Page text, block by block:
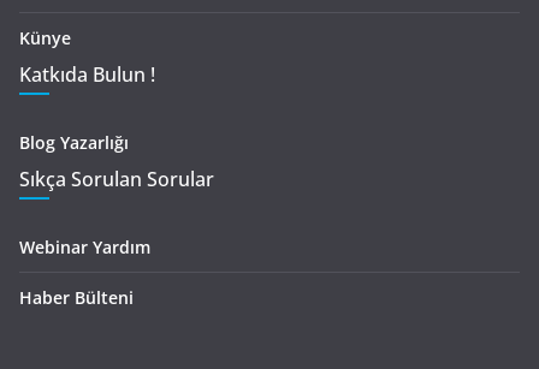
Künye
Katkıda Bulun !
Blog Yazarlığı
Sıkça Sorulan Sorular
Webinar Yardım
Haber Bülteni